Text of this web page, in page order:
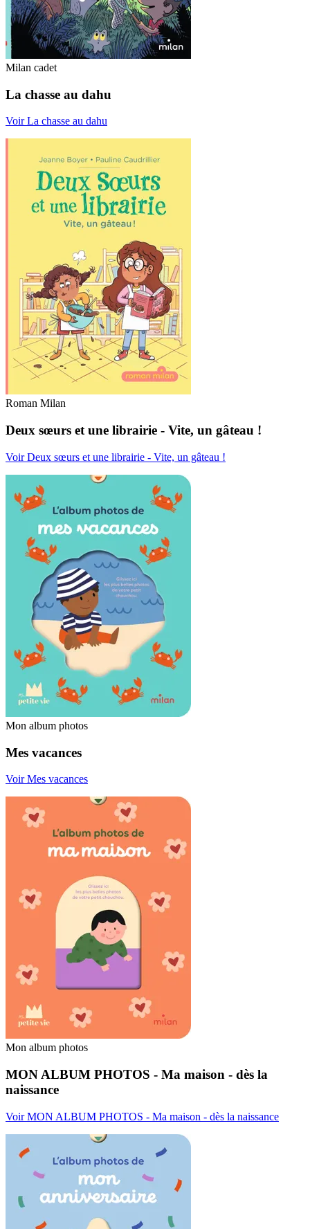
Milan cadet
La chasse au dahu
Voir La chasse au dahu
Roman Milan
Deux sœurs et une librairie - Vite, un gâteau !
Voir Deux sœurs et une librairie - Vite, un gâteau !
Mon album photos
Mes vacances
Voir Mes vacances
Mon album photos
MON ALBUM PHOTOS - Ma maison - dès la
naissance
Voir MON ALBUM PHOTOS - Ma maison - dès la naissance